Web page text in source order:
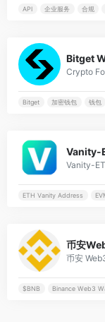
API 企业服务 合规
Bitget
Bitget 加密钱包 钱包
Vanity-
ETH Vanity Address
币安
$BNB Binance Web3